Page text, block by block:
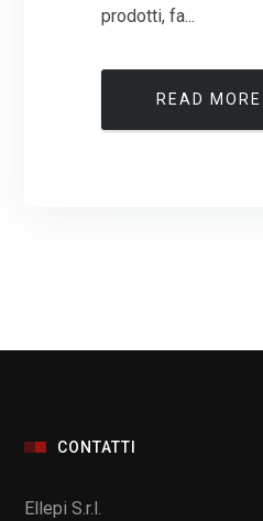
prodotti, fa...
READ MORE
CONTATTI
Ellepi S.r.l.